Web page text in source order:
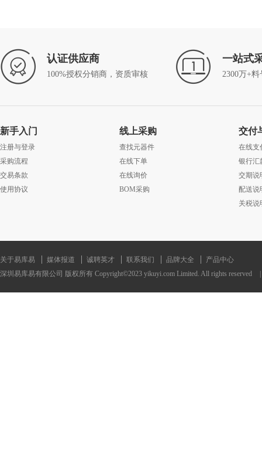
认证供应商
100%授权分销商，资质审核
一站式
2300万+
新手入门
注册与登录
采购流程
交易条款
使用协议
线上采购
查找元器件
在线下单
在线询价
BOM采购
交付
在线支
银行汇
交期说
配送说
关税说
关于易库易 媒体报道 诚聘英才 联系我们 品牌大全
产品中心
深圳易库易有限公司 版权所有 Copyright©2023 yikuyi.com Limited. All rights reserved